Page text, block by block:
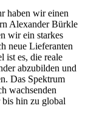
haben wir einen
Alexander Bürkle
wir ein starkes
neue Lieferanten
ist es, die reale
abzubilden und
Das Spektrum
wachsenden
bis hin zu global